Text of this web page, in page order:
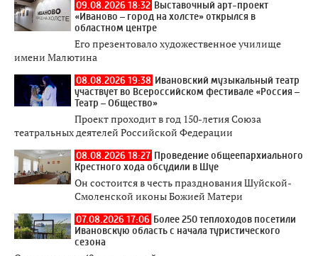
09.08.2026 18:32 Выставочный арт-проект
«Иваново – город на холсте» открылся в
областном центре
Его презентовало художественное училище
имени Малютина
08.08.2026 19:38 Ивановский музыкальный театр
участвует во Всероссийском фестивале «Россия –
Театр – Общество»
Проект проходит в год 150-летия Союза
театральных деятелей Российской Федерации
08.08.2026 18:27 Проведение общеепархиального
Крестного хода обсудили в Шуе
Он состоится в честь празднования Шуйской-
Смоленской иконы Божией Матери
07.08.2026 17:06 Более 250 теплоходов посетили
Ивановскую область с начала туристического
сезона